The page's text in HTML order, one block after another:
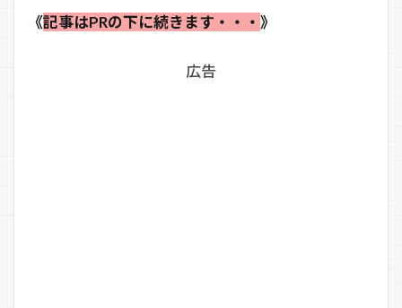
《記事はPRの下に続きます・・・ 》
広告